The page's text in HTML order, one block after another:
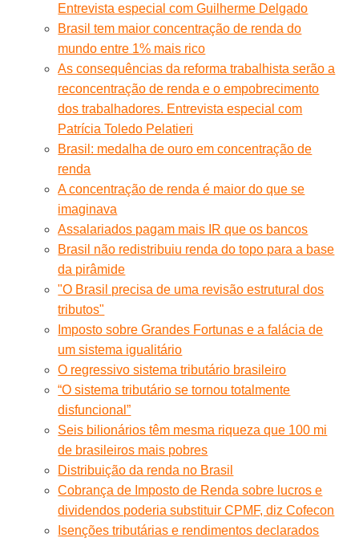
Entrevista especial com Guilherme Delgado
Brasil tem maior concentração de renda do
mundo entre 1% mais rico
As consequências da reforma trabalhista serão a
reconcentração de renda e o empobrecimento
dos trabalhadores. Entrevista especial com
Patrícia Toledo Pelatieri
Brasil: medalha de ouro em concentração de
renda
A concentração de renda é maior do que se
imaginava
Assalariados pagam mais IR que os bancos
Brasil não redistribuiu renda do topo para a base
da pirâmide
"O Brasil precisa de uma revisão estrutural dos
tributos"
Imposto sobre Grandes Fortunas e a falácia de
um sistema igualitário
O regressivo sistema tributário brasileiro
“O sistema tributário se tornou totalmente
disfuncional”
Seis bilionários têm mesma riqueza que 100 mi
de brasileiros mais pobres
Distribuição da renda no Brasil
Cobrança de Imposto de Renda sobre lucros e
dividendos poderia substituir CPMF, diz Cofecon
Isenções tributárias e rendimentos declarados